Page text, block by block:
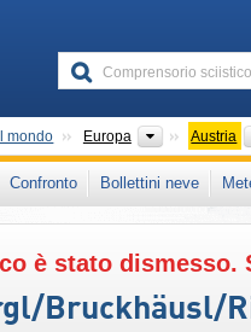
mondo Europa Continenti
Austria
comprensorio sciistico è presente
Occidentale , Alpi
Confronto Bollettini neve
è stato dismesso.
​Bruckhäusl/​